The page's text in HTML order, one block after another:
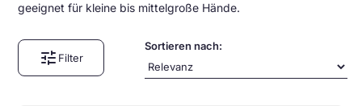
geeignet für kleine bis mittelgroße Hände.
tune Filter
Sortieren nach: